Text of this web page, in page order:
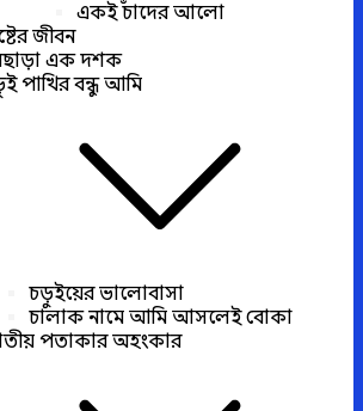
একই চাঁদের আলো
জীবন
এক দশক
পাখির বন্ধু আমি
চড়ুইয়ের ভালোবাসা
চালাক নামে আমি আসলেই বোকা
পতাকার অহংকার